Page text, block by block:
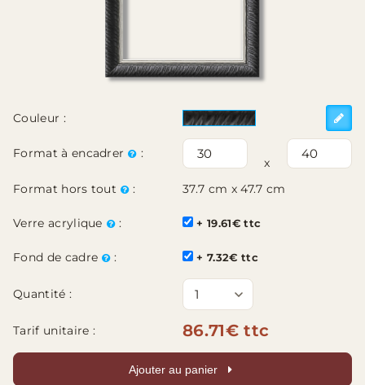
Couleur :
Format à encadrer :
x
Format hors tout
: 37.7 cm x 47.7 cm
Verre acrylique : + 19.61€ ttc
Fond de cadre : + 7.32€ ttc
Quantité :
Tarif unitaire : 86.71€ ttc
Ajouter au panier